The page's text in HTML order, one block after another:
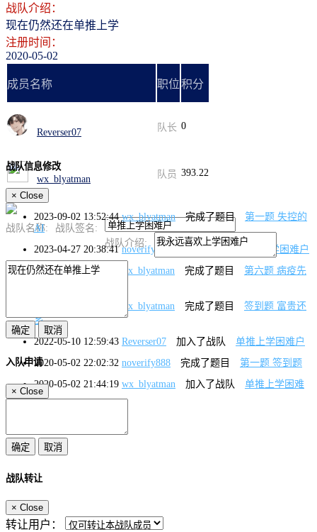
战队介绍：
现在仍然还在单推上学
注册时间：
2020-05-02
成员名称 职位积分
Reverser07 队长 0
wx_blyatman 队员 393.22
2023-09-02 13:52:44 wx_blyatman 完成了题目
第一题 失控的
AI
2023-04-27 20:38:41 noverify888 退出了战队
单推上学困难户
2022-11-28 14:24:51
wx_blyatman 完成了题目
第六题 病疫先
wx_blyatman 完成了题目
签到题 富贵还
乡
2022-05-10 12:59:43 Reverser07 加入了战队
单推上学困难户
2020-05-02 22:02:32 noverify888 完成了题目
第一题 签到题
2020-05-02 21:44:19 wx_blyatman 加入了战队
单推上学困难
户
战队信息修改
× Close
战队名称:
战队签名:
战队介绍:
入队申请
× Close
战队转让
× Close
转让用户：